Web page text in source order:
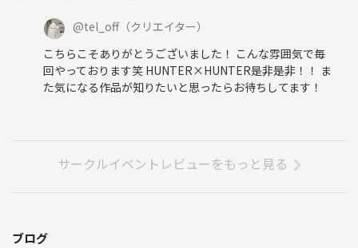
@tel_off（クリエイター）
こちらこそありがとうございました！ こんな雰囲気で毎
回やっております笑 HUNTER×HUNTER是非是非！！ ま
た気になる作品が知りたいと思ったらお待ちしてます！
サークルイベントレビューをもっと見る
ブログ